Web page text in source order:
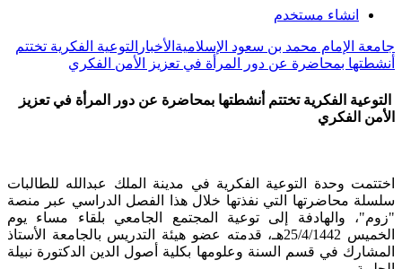
انشاء مستخدم
جامعة الإمام محمد بن سعود الإسلامية الأخبار التوعية الفكرية تختتم
أنشطتها بمحاضرة عن دور المرأة في تعزيز الأمن الفكري
التوعية الفكرية تختتم أنشطتها بمحاضرة عن دور المرأة في تعزيز
الأمن الفكري
اختتمت وحدة التوعية الفكرية في مدينة الملك عبدالله للطالبات
سلسلة محاضرتها التي نفذتها خلال هذا الفصل الدراسي عبر منصة
"زوم"، والهادفة إلى توعية المجتمع الجامعي بلقاء مساء يوم
الخميس 25/4/1442هـ، قدمته عضو هيئة التدريس بالجامعة الأستاذ
المشارك في قسم السنة وعلومها بكلية أصول الدين الدكتورة نبيلة